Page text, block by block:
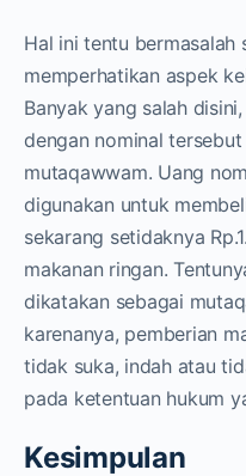
Hal ini tentu bermasalah
memperhatikan aspek
Banyak yang salah
dengan nominal
mutaqawwam. Uang
digunakan untuk
sekarang setidaknya
makanan ringan.
dikatakan sebagai
karenanya, pemberian
tidak suka, indah atau
pada ketentuan hukum
Kesimpulan